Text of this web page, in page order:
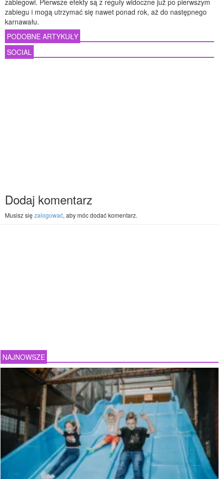
zabiegowi. Pierwsze efekty są z reguły widoczne już po pierwszym
zabiegu i mogą utrzymać się nawet ponad rok, aż do następnego
karnawału.
PODOBNE ARTYKUŁY
SOCIAL
Dodaj komentarz
Musisz się zalogować, aby móc dodać komentarz.
NAJNOWSZE